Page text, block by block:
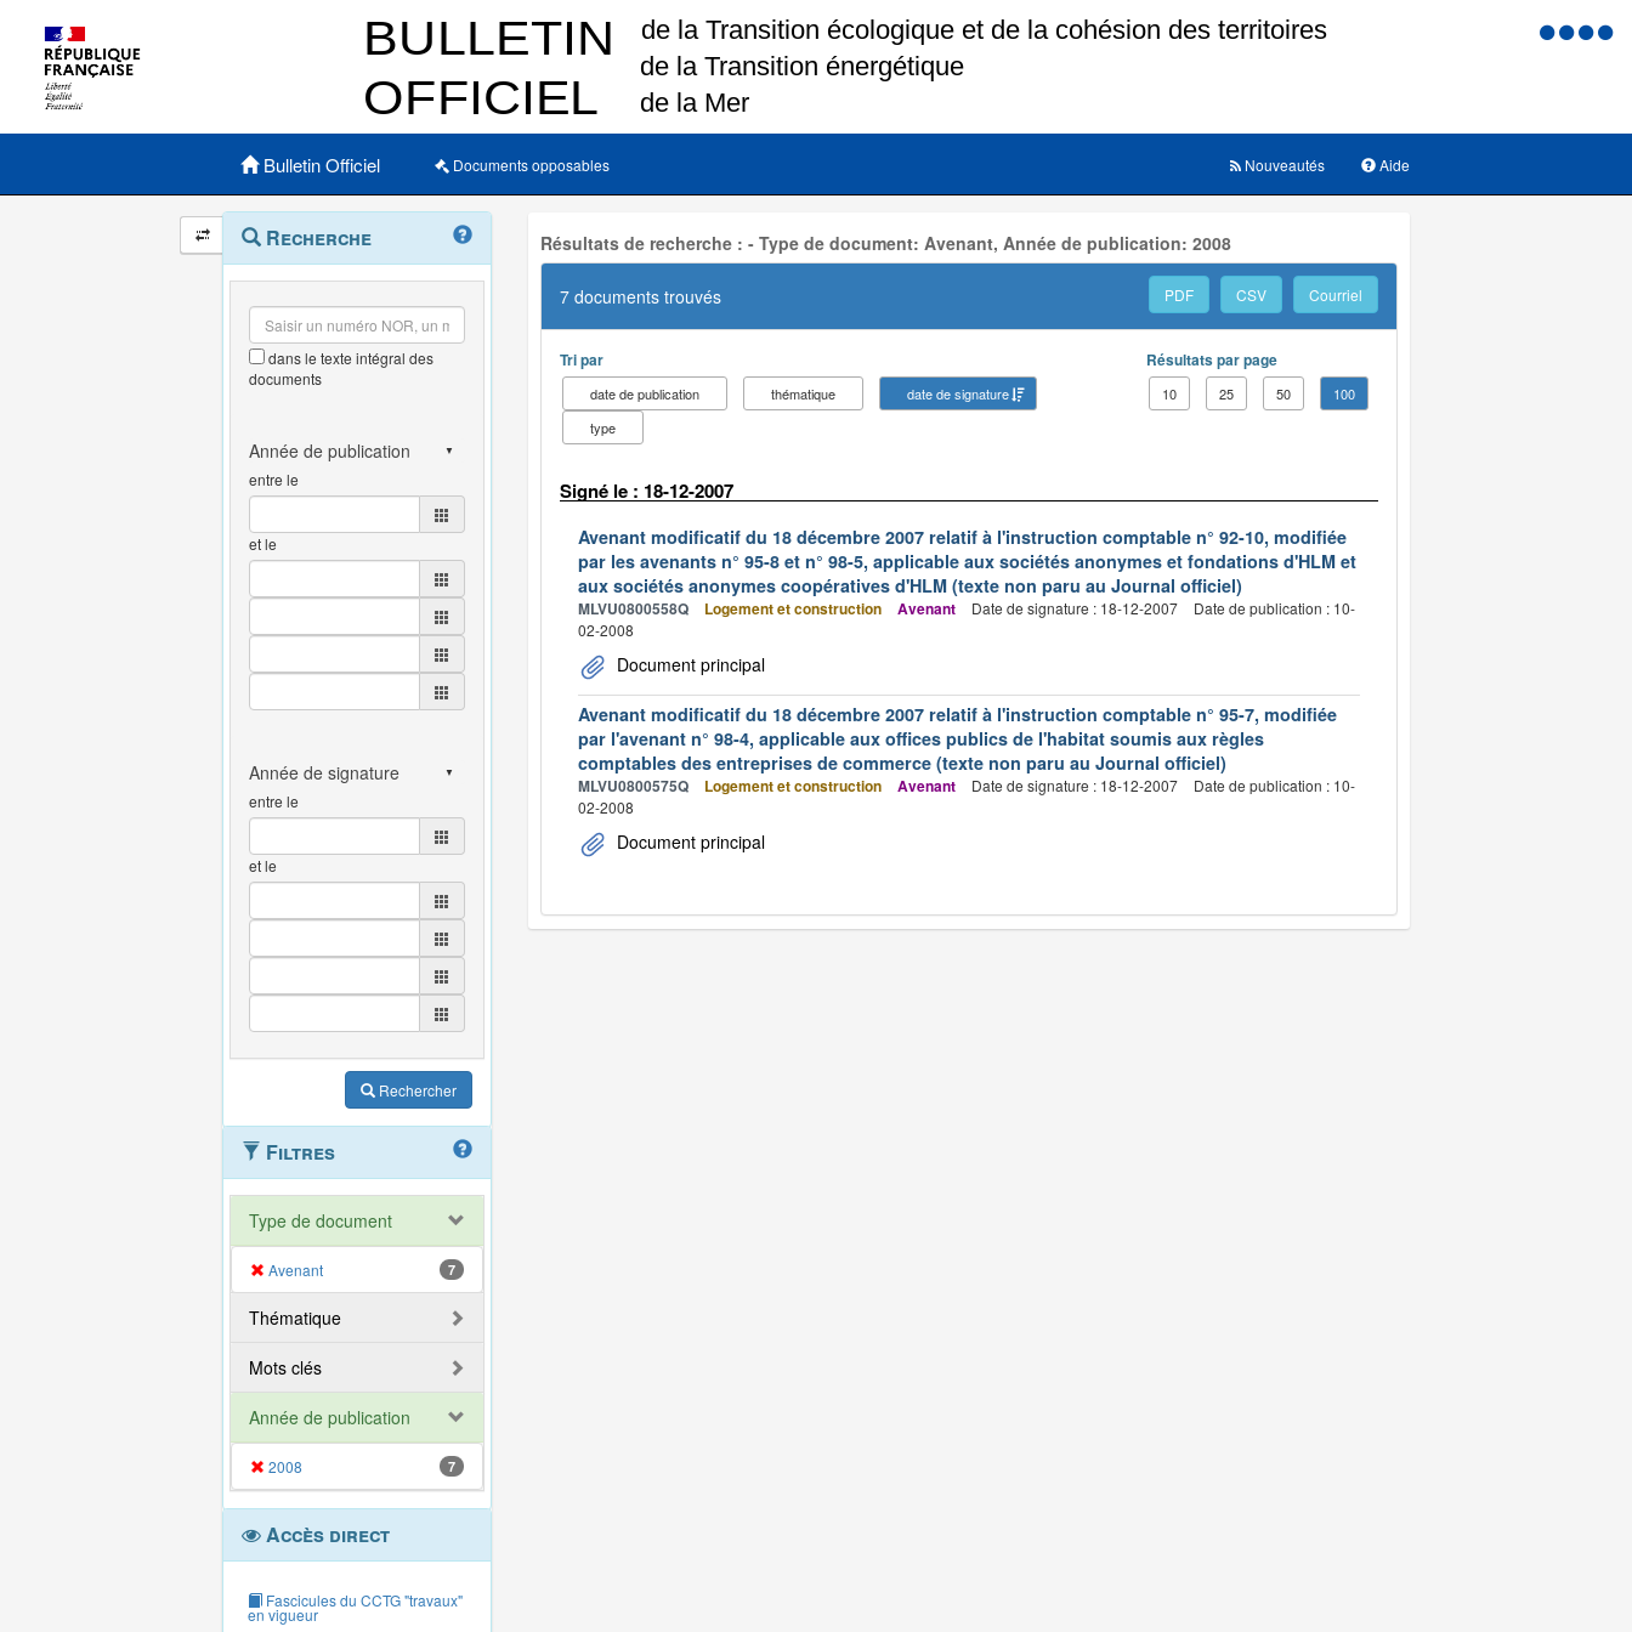
Menu
Menu principal
Bulletin Officiel Documents opposables Aide
Nouveautés
Navigation
et
outils
annexes
Menu
contextuel
Recherche
dans le texte intégral des
documents
entre le
et le
entre le
et le
Rechercher
Filtres
Type de document
Avenant 7
Thématique
Mots clés
Année de publication
2008 7
Accès direct
Fascicules du CCTG "travaux"
en vigueur
Résultats de recherche : - Type de document: Avenant, Année de publication: 2008
7 documents trouvés PDF CSV Courriel
Tri par
date de publication thématique
date de signature
type
Résultats par page
10 25 50 100
Signé le : 18-12-2007
Avenant modificatif du 18 décembre 2007 relatif à l'instruction comptable n° 92-10, modifiée
par les avenants n° 95-8 et n° 98-5, applicable aux sociétés anonymes et fondations d'HLM et
aux sociétés anonymes coopératives d'HLM (texte non paru au Journal officiel)
MLVU0800558Q Logement et construction Avenant Date de signature : 18-12-2007
Date de publication : 10-
02-2008
Document principal
Avenant modificatif du 18 décembre 2007 relatif à l'instruction comptable n° 95-7, modifiée
par l'avenant n° 98-4, applicable aux offices publics de l'habitat soumis aux règles
comptables des entreprises de commerce (texte non paru au Journal officiel)
MLVU0800575Q Logement et construction Avenant Date de signature : 18-12-2007
Date de publication : 10-
02-2008
Document principal